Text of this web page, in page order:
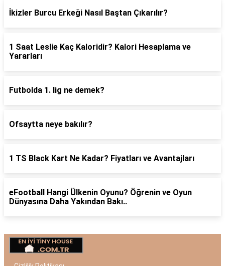
İkizler Burcu Erkeği Nasıl Baştan Çıkarılır?
1 Saat Leslie Kaç Kaloridir? Kalori Hesaplama ve
Yararları
Futbolda 1. lig ne demek?
Ofsaytta neye bakılır?
1 TS Black Kart Ne Kadar? Fiyatları ve Avantajları
eFootball Hangi Ülkenin Oyunu? Öğrenin ve Oyun
Dünyasına Daha Yakından Bakı..